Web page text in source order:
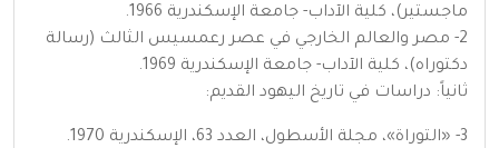
ماجستير)، كلية الآداب- جامعة الإسكندرية 1966.
2- مصر والعالم الخارجي في عصر رعمسيس الثالث (رسالة
دكتوراه)، كلية الآداب- جامعة الإسكندرية 1969.
ثانياً: دراسات في تاريخ اليهود القديم:
3- «التوراة»، مجلة الأسطول، العدد 63، الإسكندرية 1970.